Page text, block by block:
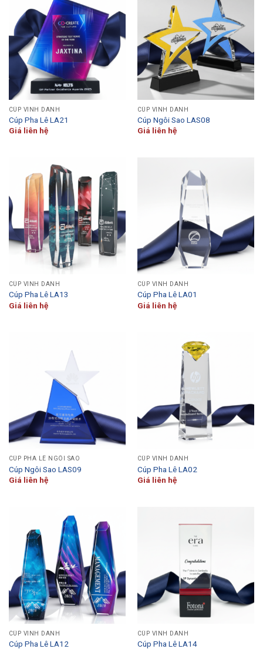
CÚP VINH DANH
Cúp Pha Lê LA21
Giá liên hệ
CÚP VINH DANH
Cúp Ngôi Sao LAS08
Giá liên hệ
CÚP VINH DANH
Cúp Pha Lê LA13
Giá liên hệ
CÚP VINH DANH
Cúp Pha Lê LA01
Giá liên hệ
CÚP PHA LÊ NGÔI SAO
Cúp Ngôi Sao LAS09
Giá liên hệ
CÚP VINH DANH
Cúp Pha Lê LA02
Giá liên hệ
CÚP VINH DANH
Cúp Pha Lê LA12
CÚP VINH DANH
Cúp Pha Lê LA14